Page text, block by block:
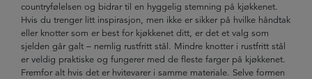
countryfølelsen og bidrar til en hyggelig stemning på kjøkkenet.
Hvis du trenger litt inspirasjon, men ikke er sikker på hvilke håndtak
eller knotter som er best for kjøkkenet ditt, er det et valg som
sjelden går galt – nemlig rustfritt stål. Mindre knotter i rustfritt stål
er veldig praktiske og fungerer med de fleste farger på kjøkkenet.
Fremfor alt hvis det er hvitevarer i samme materiale. Selve formen